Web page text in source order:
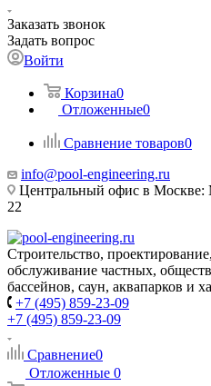
Заказать звонок
Задать вопрос
Войти
Корзина0
Отложенные0
Сравнение товаров0
info@pool-engineering.ru
Центральный офис в
22
Строительство,
обслуживание частных,
бассейнов, саун, аквапарков и
+7 (495) 859-23-09
+7 (495) 859-23-09
Сравнение0
Отложенные 0